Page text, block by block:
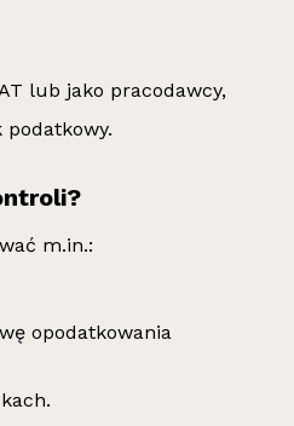
lub jako pracodawcy,
podatkowy.
m.in.:
opodatkowania